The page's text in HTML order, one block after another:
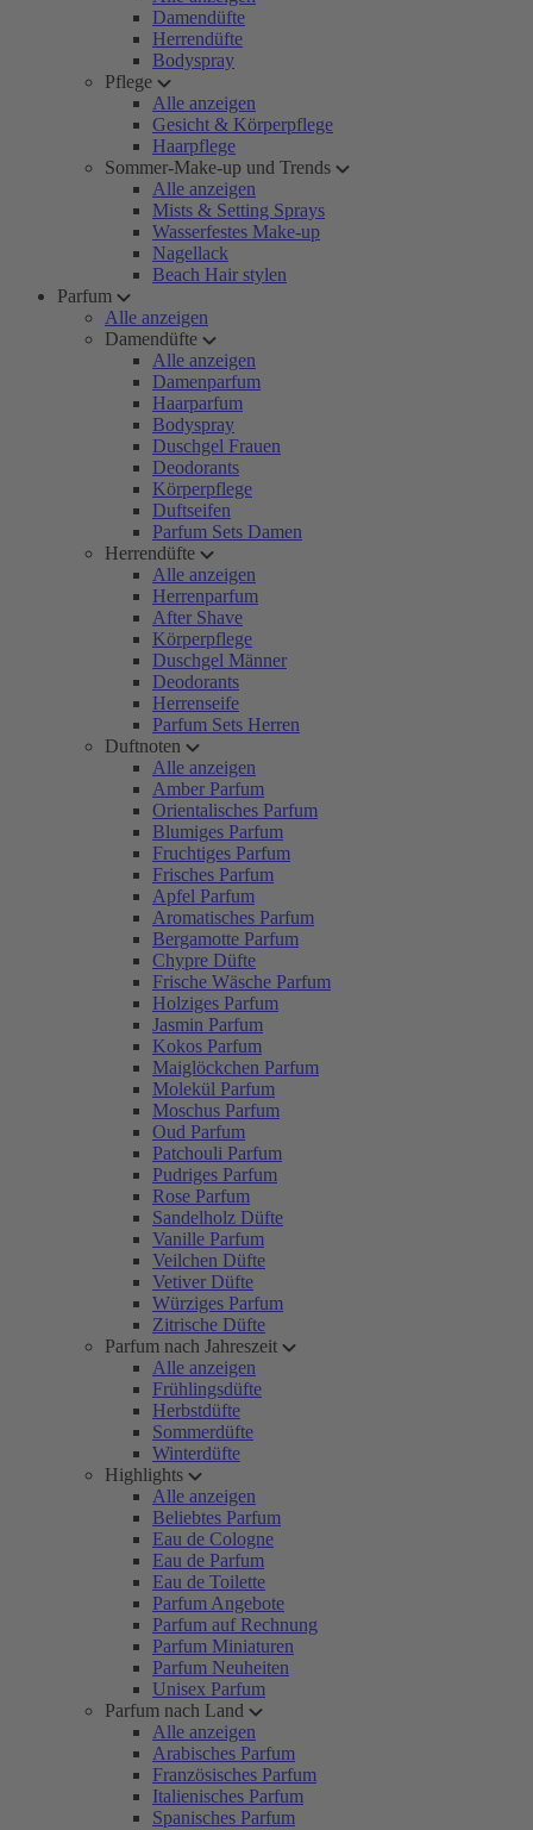
Damendüfte
Herrendüfte
Bodyspray
Pflege
Alle anzeigen
Gesicht & Körperpflege
Haarpflege
Sommer-Make-up und Trends
Alle anzeigen
Mists & Setting Sprays
Wasserfestes Make-up
Nagellack
Beach Hair stylen
Parfum
Alle anzeigen
Damendüfte
Alle anzeigen
Damenparfum
Haarparfum
Bodyspray
Duschgel Frauen
Deodorants
Körperpflege
Duftseifen
Parfum Sets Damen
Herrendüfte
Alle anzeigen
Herrenparfum
After Shave
Körperpflege
Duschgel Männer
Deodorants
Herrenseife
Parfum Sets Herren
Duftnoten
Alle anzeigen
Amber Parfum
Orientalisches Parfum
Blumiges Parfum
Fruchtiges Parfum
Frisches Parfum
Apfel Parfum
Aromatisches Parfum
Bergamotte Parfum
Chypre Düfte
Frische Wäsche Parfum
Holziges Parfum
Jasmin Parfum
Kokos Parfum
Maiglöckchen Parfum
Molekül Parfum
Moschus Parfum
Oud Parfum
Patchouli Parfum
Pudriges Parfum
Rose Parfum
Sandelholz Düfte
Vanille Parfum
Veilchen Düfte
Vetiver Düfte
Würziges Parfum
Zitrische Düfte
Parfum nach Jahreszeit
Alle anzeigen
Frühlingsdüfte
Herbstdüfte
Sommerdüfte
Winterdüfte
Highlights
Alle anzeigen
Beliebtes Parfum
Eau de Cologne
Eau de Parfum
Eau de Toilette
Parfum Angebote
Parfum auf Rechnung
Parfum Miniaturen
Parfum Neuheiten
Unisex Parfum
Parfum nach Land
Alle anzeigen
Arabisches Parfum
Französisches Parfum
Italienisches Parfum
Spanisches Parfum